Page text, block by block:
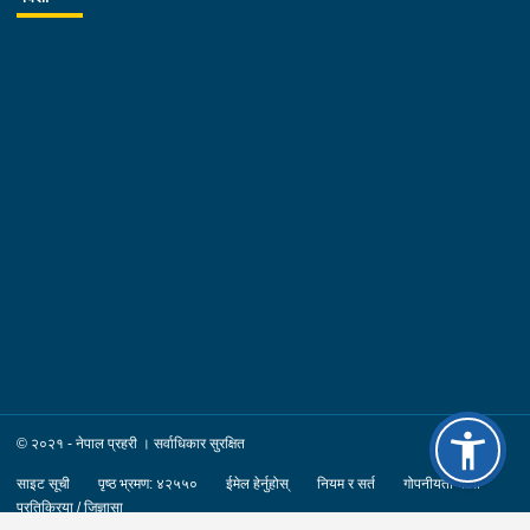
© २०२१ - नेपाल प्रहरी । सर्वाधिकार सुरक्षित
साइट सूची पृष्ठ भ्रमण: ४२५५० ईमेल हेर्नुहोस् नियम र सर्त
गोपनीयता नीति
प्रतिक्रिया / जिज्ञासा